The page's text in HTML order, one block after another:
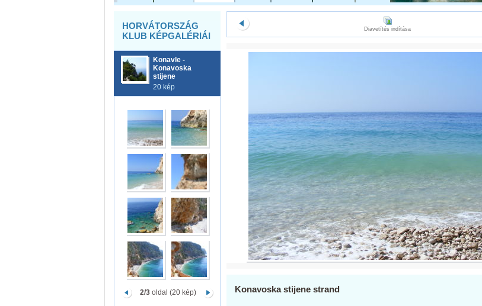
HORVÁTORSZÁG
KLUB KÉPGALÉRIÁI
Konavle -
Konavoska
stijene
20 kép
2/3oldal (20 kép)
Diavetítés indítása
Konavoska stijene strand